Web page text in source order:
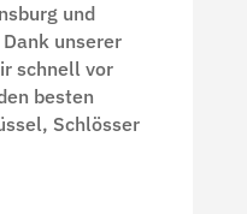
und
unserer
schnell vor
besten
Schlösser